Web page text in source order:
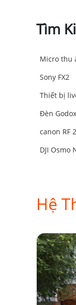
Tìm
Micro thu
Sony FX2
Thiết bị
Đèn Godox
canon RF
DJI Osmo
Hệ